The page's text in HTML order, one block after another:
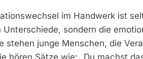
im Handwerk ist
sondern die
stehen junge Menschen, die